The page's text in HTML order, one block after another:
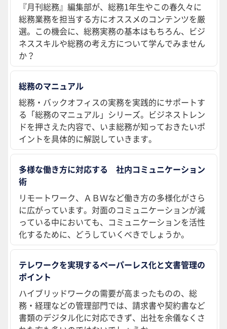
『月刊総務』編集部が、総務1年生やこの春久々に
総務業務を担当する方にオススメのコンテンツを厳
選。この機会に、総務実務の基本はもちろん、ビジ
ネススキルや総務の考え方について学んでみません
か？
総務のマニュアル
総務・バックオフィスの実務を実践的にサポートす
る「総務のマニュアル」シリーズ。ビジネストレン
ドを押さえた内容で、いま総務が知っておきたいポ
イントを具体的に解説していきます。
多様な働き方に対応する 社内コミュニケーション
術
リモートワーク、ＡＢＷなど働き方の多様化がさら
に広がっています。対面のコミュニケーションが減
っている中においても、コミュニケーションを活性
化するために、どうしていくべきでしょうか。
テレワークを実現するペーパーレス化と文書管理の
ポイント
ハイブリッドワークの需要が高まったものの、総
務・経理などの管理部門では、請求書や契約書など
書類のデジタル化に対応できず、出社を余儀なくさ